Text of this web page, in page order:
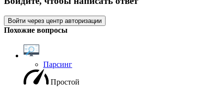
Войти через центр авторизации
Похожие вопросы
Парсинг
Простой